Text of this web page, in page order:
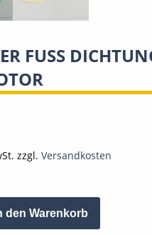
FUSS
zzgl. Versandkosten
den Warenkorb